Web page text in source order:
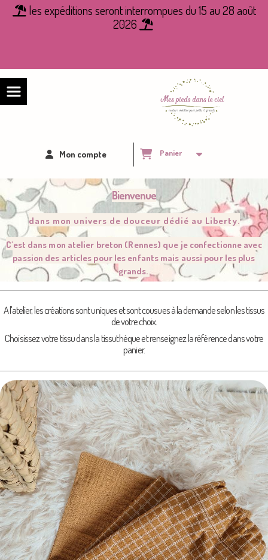
les expéditions seront interrompues du 15 au 28 août
2026 
Mon compte Panier
Bienvenue
dans mon univers de douceur dédié au Liberty.
C'est dans mon atelier breton (Rennes) que je confectionne avec
passion des articles pour les enfants mais aussi pour les plus
grands.
A l'atelier, les créations sont uniques et sont cousues à la demande selon les tissus
de votre choix.
Choisissez votre tissu dans la tissuthèque et renseignez la référence dans votre
panier.
Panneau de gestion des cookies